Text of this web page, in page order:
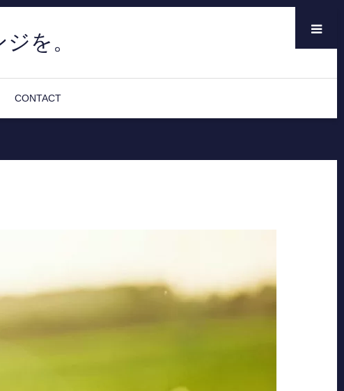
を。
CONTACT